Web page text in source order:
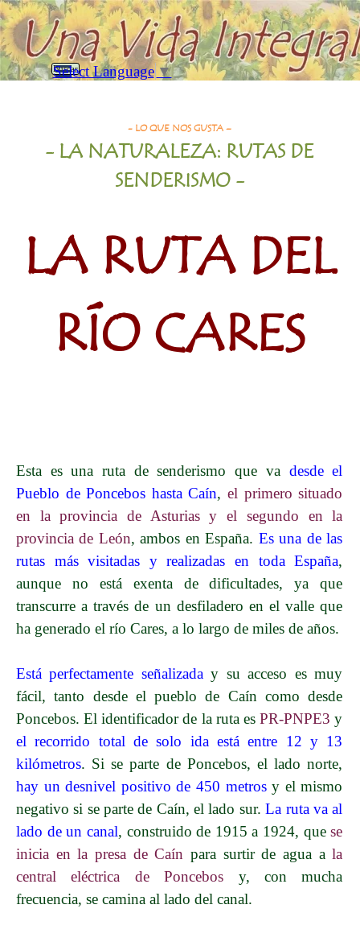
Vaya al Contenido
Saltar menú
Select Language ▼
Buscar
- LO QUE NOS GUSTA –
- LA NATURALEZA: RUTAS DE
SENDERISMO -
LA RUTA DEL
RÍO CARES
Esta es una ruta de senderismo que va desde el
Pueblo de Poncebos hasta Caín,el primero situado
en la provincia de Asturias y el segundo en la
provincia de León, ambos en España. Es una de las
rutas más visitadas y realizadas en toda España,
aunque no está exenta de dificultades, ya que
transcurre a través de un desfiladero en el valle que
ha generado el río Cares, a lo largo de miles de años.
Está perfectamente señalizada y su acceso es muy
fácil, tanto desde el pueblo de Caín como desde
Poncebos. El identificador de la ruta esPR-PNPE3 y
el recorrido total de solo ida está entre 12 y 13
kilómetros. Si se parte de Poncebos, el lado norte,
hay un desnivel positivo de 450 metrosy el mismo
negativo si se parte de Caín, el lado sur.La ruta va al
lado de un canal, construido de 1915 a 1924, quese
inicia en la presa de Caín para surtir de agua ala
central eléctrica de Poncebos y, con mucha
frecuencia, se camina al lado del canal.